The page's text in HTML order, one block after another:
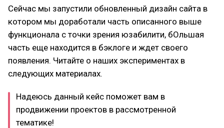
Сейчас мы запустили обновленный дизайн сайта в
котором мы доработали часть описанного выше
функционала с точки зрения юзабилити, бОльшая
часть еще находится в бэклоге и ждет своего
появления. Читайте о наших экспериментах в
следующих материалах.
Надеюсь данный кейс поможет вам в
продвижении проектов в рассмотренной
тематике!